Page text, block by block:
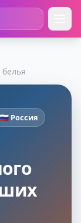
белья
🇷🇺 Россия